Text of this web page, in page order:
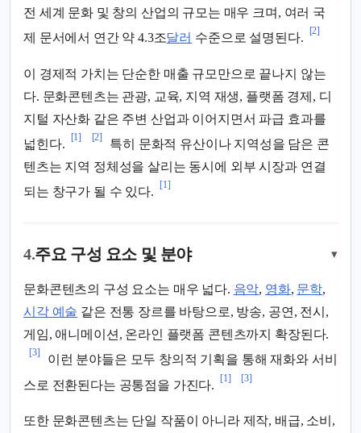
전 세계 문화 및 창의 산업의 규모는 매우 크며, 여러 국
제 문서에서 연간 약 4.3조달러 수준으로 설명된다.
[2]
이 경제적 가치는 단순한 매출 규모만으로 끝나지 않는
다. 문화콘텐츠는 관광, 교육, 지역 재생, 플랫폼 경제, 디
지털 자산화 같은 주변 산업과 이어지면서 파급 효과를
넓힌다.
[1] [2]
특히 문화적 유산이나 지역성을 담은 콘
텐츠는 지역 정체성을 살리는 동시에 외부 시장과 연결
되는 창구가 될 수 있다.
[1]
4.주요 구성 요소 및 분야 ▾
문화콘텐츠의 구성 요소는 매우 넓다. 음악, 영화, 문학,
시각 예술 같은 전통 장르를 바탕으로, 방송, 공연, 전시,
게임, 애니메이션, 온라인 플랫폼 콘텐츠까지 확장된다.
[3]
이런 분야들은 모두 창의적 기획을 통해 재화와 서비
스로 전환된다는 공통점을 가진다.
[1] [3]
또한 문화콘텐츠는 단일 작품이 아니라 제작, 배급, 소비,